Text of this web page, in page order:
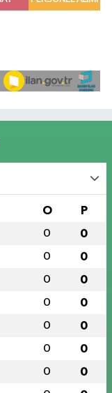
O P
0 0
0 0
0 0
0 0
0 0
0 0
0 0